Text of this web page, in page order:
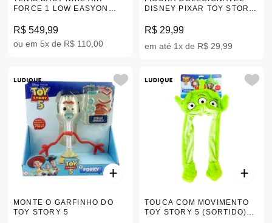
FORCE 1 LOW EASYON
R$ 549,99
ou em 5x de R$ 110,00
DISNEY PIXAR TOY STORY
R$ 29,99
em até 1x de R$ 29,99
MONTE O GARFINHO DO
TOY STORY 5
TOUCA COM MOVIMENTO
TOY STORY 5 (SORTIDO)